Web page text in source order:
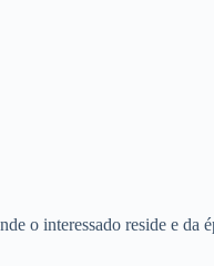
o interessado reside e da